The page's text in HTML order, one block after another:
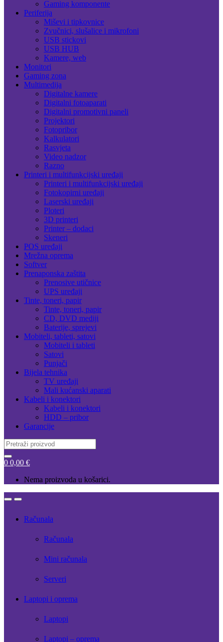
Gaming komponente
Periferija
Miševi i tipkovnice
Zvučnici, slušalice i mikrofoni
USB stickovi
USB HUB
Kamere, web
Monitori
Gaming zona
Multimedija
Digitalne kamere
Digitalni fotoaparati
Digitalni promotivni paneli
Projektori
Fotopribor
Kalkulatori
Rasvjeta
Video nadzor
Razno
Printeri i multifunkcijski uređaji
Printeri i multifunkcijski uređaji
Fotokopirni uređaji
Laserski uređaji
Ploteri
3D printeri
Printer – dodaci
Skeneri
POS uređaji
Mrežna oprema
Softver
Prenaponska zaštita
Prenosive utičnice
UPS uređaji
Tinte, toneri, papir
Tinte, toneri, papir
CD, DVD mediji
Baterije, sprejevi
Mobiteli, tableti, satovi
Mobiteli i tableti
Satovi
Punjači
Bijela tehnika
TV uređaji
Mali kućanski aparati
Kabeli i konektori
Kabeli i konektori
HDD – pribor
Garancije
Search
for:
0 0,00 €
Nema proizvoda u košarici.
OpenClose
Računala
Računala
Mini računala
Serveri
Laptopi i oprema
Laptopi
Laptopi – oprema